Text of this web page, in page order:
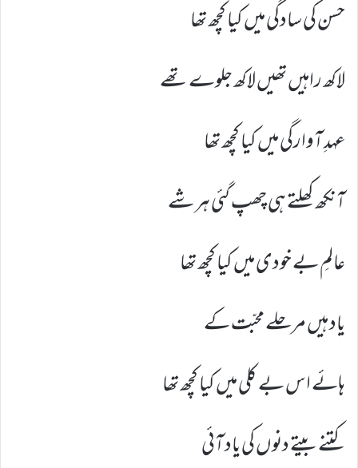
حسن کی سادگی میں کیا کچھ تھا
لاکھ راہیں تھیں لاکھ جلوے تھے
عہدِ آوارگی میں کیا کچھ تھا
آنکھ کھلتے ہی چھپ گئی ہر شے
عالمِ بے خودی میں کیا کچھ تھا
یاد ہیں مرحلے محبّت کے
ہائے اس بے کلی میں کیا کچھ تھا
کتنے بیتے دنوں کی یاد آئی